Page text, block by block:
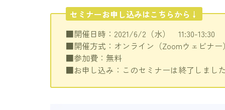
セミナーお申し込みはこちらから↓
■開催日時：2021/6/2（水） 11:30-13:30
■開催方式：オンライン（Zoomウェビナー
■参加費：無料
■お申し込み：このセミナーは終了しまし